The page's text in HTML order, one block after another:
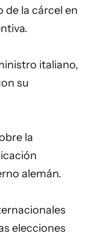
de la cárcel en
italiano,
su
la
alemán.
elecciones